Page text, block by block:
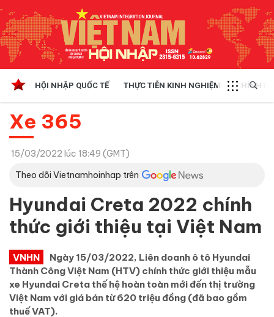
HỘI NHẬP QUỐC TẾ THỰC TIỄN KINH NGHIỆM CHÍNH
Xe 365
15/03/2022 lúc 18:49 (GMT)
Theo dõi Vietnamhoinhap trên
Hyundai Creta 2022 chính
thức giới thiệu tại Việt Nam
VNHN
Ngày 15/03/2022, Liên doanh ô tô Hyundai
Thành Công Việt Nam (HTV) chính thức giới thiệu mẫu
xe Hyundai Creta thế hệ hoàn toàn mới đến thị trường
Việt Nam với giá bán từ 620 triệu đồng (đã bao gồm
thuế VAT).